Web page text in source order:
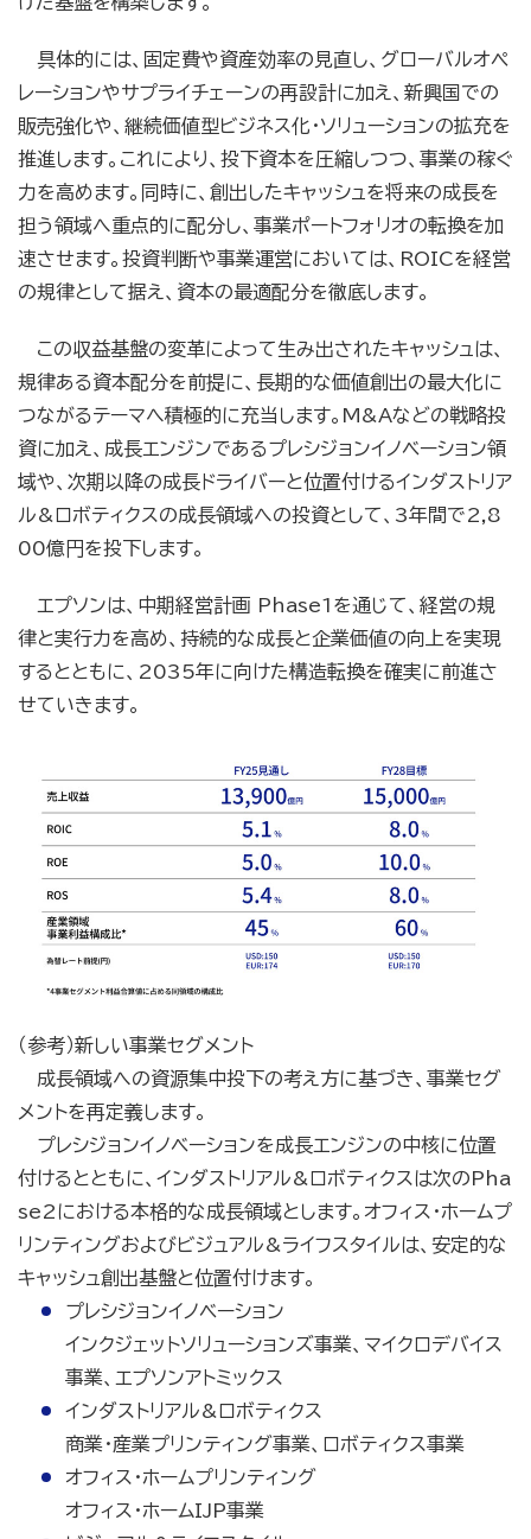
具体的には、固定費や資産効率の見直し、グローバルオペ
レーションやサプライチェーンの再設計に加え、新興国での
販売強化や、継続価値型ビジネス化・ソリューションの拡充を
推進します。これにより、投下資本を圧縮しつつ、事業の稼ぐ
力を高めます。同時に、創出したキャッシュを将来の成長を
担う領域へ重点的に配分し、事業ポートフォリオの転換を加
速させます。投資判断や事業運営においては、ROICを経営
の規律として据え、資本の最適配分を徹底します。
この収益基盤の変革によって生み出されたキャッシュは、
規律ある資本配分を前提に、長期的な価値創出の最大化に
つながるテーマへ積極的に充当します。M&Aなどの戦略投
資に加え、成長エンジンであるプレシジョンイノベーション領
域や、次期以降の成長ドライバーと位置付けるインダストリア
ル&ロボティクスの成長領域への投資として、3年間で2,8
00億円を投下します。
エプソンは、中期経営計画 Phase1を通じて、経営の規
律と実行力を高め、持続的な成長と企業価値の向上を実現
するとともに、2035年に向けた構造転換を確実に前進さ
せていきます。
（参考）新しい事業セグメント
成長領域への資源集中投下の考え方に基づき、事業セグ
メントを再定義します。
プレシジョンイノベーションを成長エンジンの中核に位置
付けるとともに、インダストリアル&ロボティクスは次のPha
se2における本格的な成長領域とします。オフィス・ホームプ
リンティングおよびビジュアル&ライフスタイルは、安定的な
キャッシュ創出基盤と位置付けます。
プレシジョンイノベーション
インクジェットソリューションズ事業、マイクロデバイス
事業、エプソンアトミックス
インダストリアル&ロボティクス
商業・産業プリンティング事業、ロボティクス事業
オフィス・ホームプリンティング
オフィス・ホームIJP事業